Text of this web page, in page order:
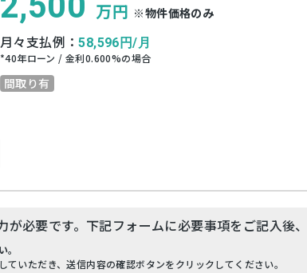
万円 ※物件価格のみ
月々支払例：58,596 円/月
*40年ローン / 金利0.600%の場合
間取り有
必要です。下記フォームに必要事項をご記入後
いただき、送信内容の確認ボタンをクリックしてください。